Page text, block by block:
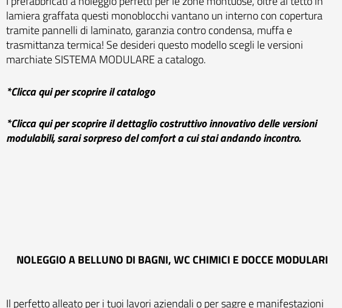
lamiera graffata questi monoblocchi vantano un interno con copertura
tramite pannelli di laminato, garanzia contro condensa, muffa e
trasmittanza termica! Se desideri questo modello scegli le versioni
marchiate SISTEMA MODULARE a catalogo.
*Clicca qui per scoprire il catalogo
*Clicca qui per scoprire il dettaglio costruttivo innovativo delle versioni
modulabili, sarai sorpreso del comfort a cui stai andando incontro.
NOLEGGIO A BELLUNO DI BAGNI, WC CHIMICI E DOCCE MODULARI
Il perfetto alleato per i tuoi lavori aziendali o per sagre e manifestazioni